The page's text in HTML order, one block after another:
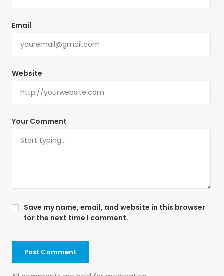
Your Comment
Email
Website
Save my name, email, and website in this browser
for the next time I comment.